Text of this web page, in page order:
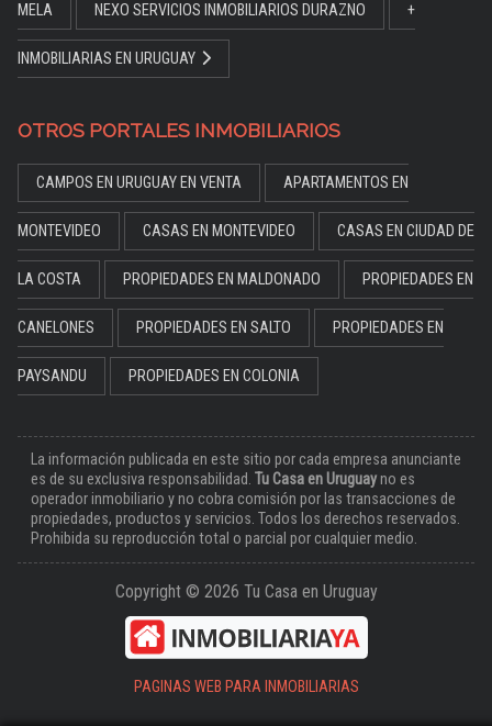
MELA NEXO SERVICIOS INMOBILIARIOS DURAZNO +
INMOBILIARIAS EN URUGUAY
OTROS PORTALES INMOBILIARIOS
CAMPOS EN URUGUAY EN VENTA APARTAMENTOS EN
MONTEVIDEO CASAS EN MONTEVIDEO CASAS EN CIUDAD DE
LA COSTA PROPIEDADES EN MALDONADO PROPIEDADES EN
CANELONES PROPIEDADES EN SALTO PROPIEDADES EN
PAYSANDU PROPIEDADES EN COLONIA
La información publicada en este sitio por cada empresa anunciante
es de su exclusiva responsabilidad. Tu Casa en Uruguayno es
operador inmobiliario y no cobra comisión por las transacciones de
propiedades, productos y servicios. Todos los derechos reservados.
Prohibida su reproducción total o parcial por cualquier medio.
Copyright © 2026 Tu Casa en Uruguay
PAGINAS WEB PARA INMOBILIARIAS